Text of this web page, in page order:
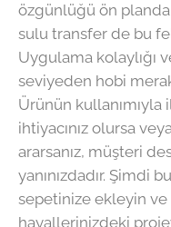
özgünlüğü ön planda
sulu transfer de bu
Uygulama kolaylığı
seviyeden hobi
Ürünün
ihtiyacınız olursa
ararsanız, müşteri
yanınızdadır. Şimdi
sepetinize ekleyin
hayallerinizdeki